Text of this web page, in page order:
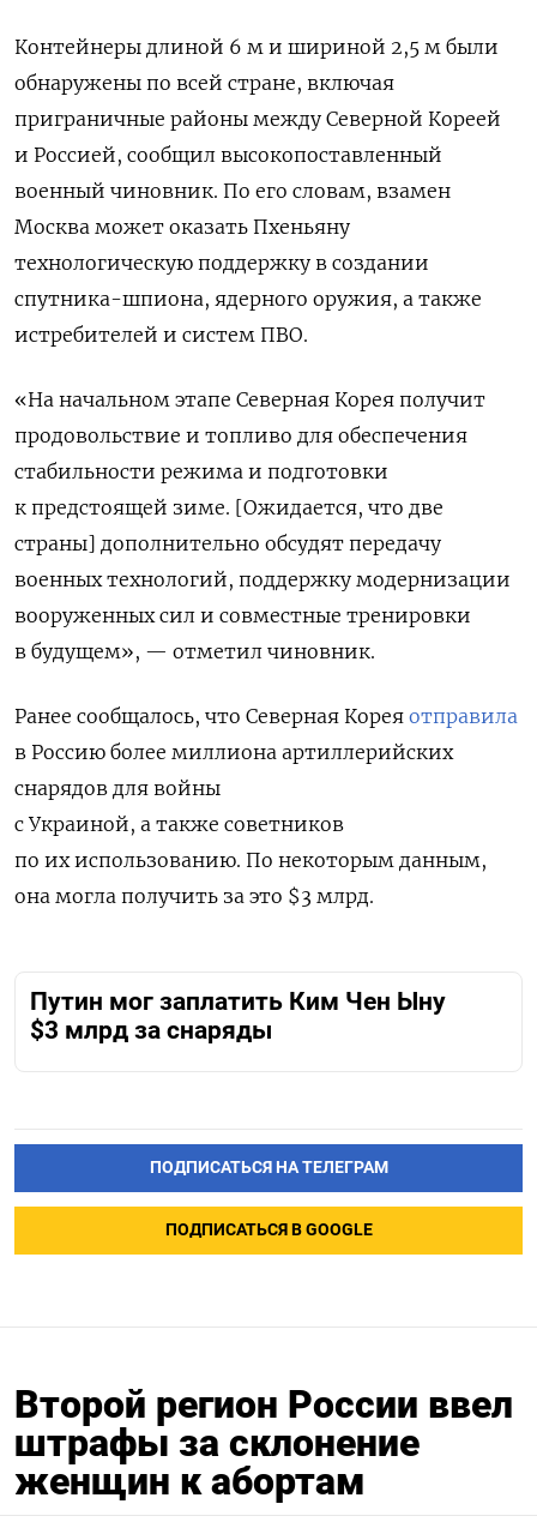
Контейнеры длиной 6 м и шириной 2,5 м были
обнаружены по всей стране, включая
приграничные районы между Северной Кореей
и Россией, сообщил высокопоставленный
военный чиновник. По его словам, взамен
Москва может оказать Пхеньяну
технологическую поддержку в создании
спутника-шпиона, ядерного оружия, а также
истребителей и систем ПВО.
«На начальном этапе Северная Корея получит
продовольствие и топливо для обеспечения
стабильности режима и подготовки
к предстоящей зиме. [Ожидается, что две
страны] дополнительно обсудят передачу
военных технологий, поддержку модернизации
вооруженных сил и совместные тренировки
в будущем», — отметил чиновник.
Ранее сообщалось, что Северная Корея отправила
в Россию более миллиона артиллерийских
снарядов для войны
с Украиной, а также советников
по их использованию. По некоторым данным,
она могла получить за это $3 млрд.
Путин мог заплатить Ким Чен Ыну
$3 млрд за снаряды
ПОДПИСАТЬСЯ НА ТЕЛЕГРАМ
ПОДПИСАТЬСЯ В GOOGLE
Второй регион России ввел
штрафы за склонение
женщин к абортам